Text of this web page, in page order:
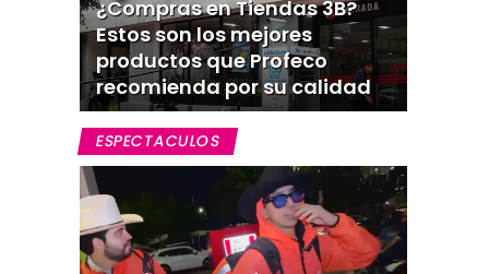
¿Compras en Tiendas 3B?
Estos son los mejores
productos que Profeco
recomienda por su calidad
ESPECTACULOS